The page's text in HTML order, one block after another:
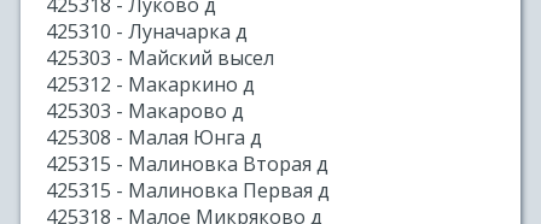
425310 - Луначарка д
425303 - Майский высел
425312 - Макаркино д
425303 - Макарово д
425308 - Малая Юнга д
425315 - Малиновка Вторая д
425315 - Малиновка Первая д
425318 - Малое Микряково д